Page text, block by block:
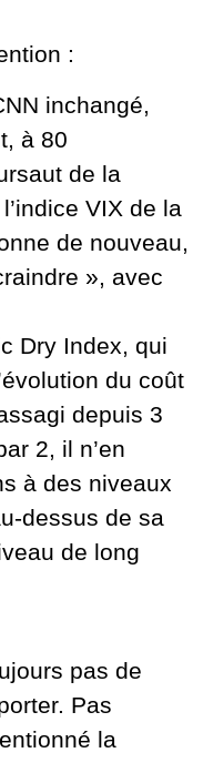
:
inchangé,
à 80
de la
VIX de la
de nouveau,
», avec
Dry Index, qui
du coût
depuis 3
2, il n’en
à des niveaux
dessus de sa
de long
pas de
Pas
la